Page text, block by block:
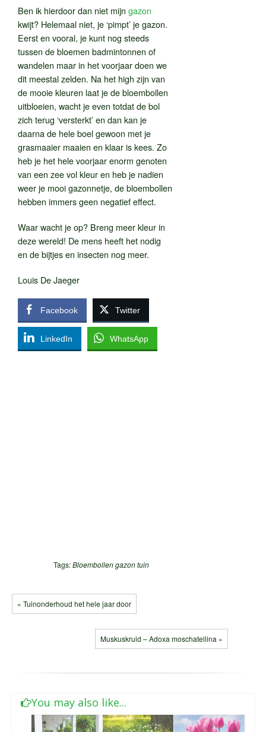
Ben ik hierdoor dan niet mijn gazon
kwijt? Helemaal niet, je ‘pimpt’ je gazon.
Eerst en vooral, je kunt nog steeds
tussen de bloemen badmintonnen of
wandelen maar in het voorjaar doen we
dit meestal zelden. Na het high zijn van
de mooie kleuren laat je de bloembollen
uitbloeien, wacht je even totdat de bol
zich terug ‘versterkt’ en dan kan je
daarna de hele boel gewoon met je
grasmaaier maaien en klaar is kees. Zo
heb je het hele voorjaar enorm genoten
van een zee vol kleur en heb je nadien
weer je mooi gazonnetje, de bloembollen
hebben immers geen negatief effect.
Waar wacht je op? Breng meer kleur in
deze wereld! De mens heeft het nodig
en de bijtjes en insecten nog meer.
Louis De Jaeger
Facebook Twitter
LinkedIn WhatsApp
Tags:Bloembollengazontuin
« Tuinonderhoud het hele jaar door
Muskuskruid – Adoxa moschatellina »
You may also like...